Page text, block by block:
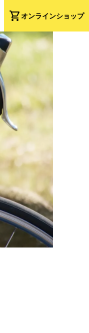
shopping_cartオンラインショップ